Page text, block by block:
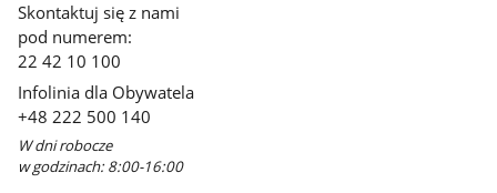
Skontaktuj się z nami
pod numerem:
22 42 10 100
Infolinia dla Obywatela
+48 222 500 140
W dni robocze
w godzinach: 8:00-16:00